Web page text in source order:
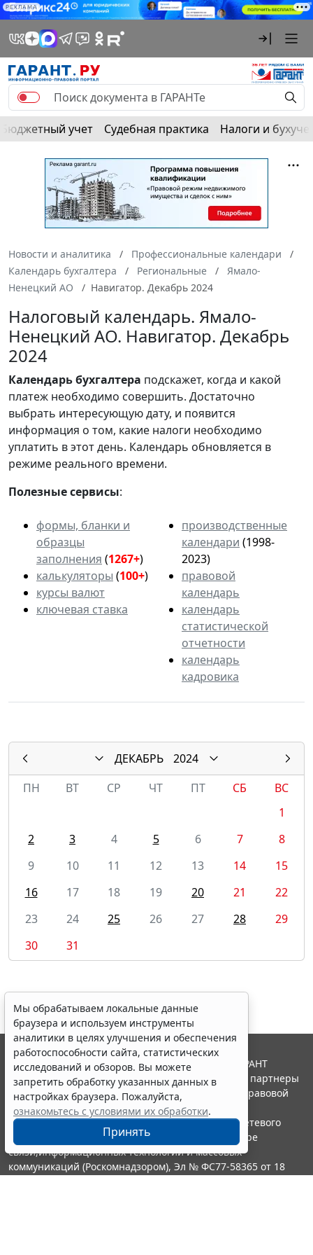
РЕКЛАМА
Бюджетный учет Судебная практика Налоги и
Новости и аналитика
Профессиональные календари
Календарь бухгалтера
Региональные
Ямало-
Ненецкий АО
Навигатор. Декабрь 2024
Налоговый календарь. Ямало-
Ненецкий АО. Навигатор. Декабрь
2024
Календарьбухгалтера подскажет, когда и какой
платеж необходимо совершить. Достаточно
выбрать интересующую дату, и появится
информация о том, какие налоги необходимо
уплатить в этот день. Календарь обновляется в
режиме реального времени.
Полезные сервисы:
формы, бланки и
образцы
заполнения (1267+)
калькуляторы (100+)
курсы валют
ключевая ставка
производственные
календари (1998-
2023)
правовой
календарь
календарь
статистической
отчетности
календарь
кадровика
ДЕКАБРЬ
2024
ПН
ВТ СР ЧТ ПТ СБ
ВС
1
2
3 4 5 6 7
8
9
10 11 12 13 14
15
16
17 18 19 20 21
22
23
24 25 26 27 28
29
30
31
Мы обрабатываем локальные данные
браузера и используем инструменты
аналитики в целях улучшения и обеспечения
работоспособности сайта, статистических
исследований и обзоров. Вы можете
запретить обработку указанных данных в
настройках браузера. Пожалуйста,
ознакомьтесь с условиями их обработки.
Принять
© ООО "НПП "ГАРАНТ-СЕРВИС", 2026. Система ГАРАНТ
выпускается с 1990 года. Компания "Гарант" и ее партнеры
являются участниками Российской ассоциации правовой
информации ГАРАНТ.
Портал ГАРАНТ.РУ зарегистрирован в качестве сетевого
издания Федеральной службой по надзору в сфере
связи,информационных технологий и массовых
коммуникаций (Роскомнадзором), Эл № ФС77-58365 от 18